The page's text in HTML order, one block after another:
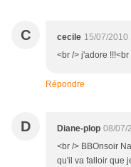
C cecile 15/07/2010
<br /> j'adore !!!<br
Répondre
D Diane-plop 08/07/
<br /> BBOnsoir
qu'il va falloir que